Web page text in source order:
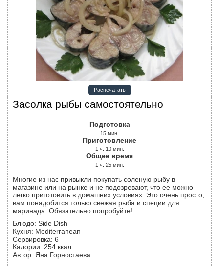
Распечатать
Засолка рыбы самостоятельно
Подготовка
15 мин.
Приготовление
1 ч. 10 мин.
Общее время
1 ч. 25 мин.
Многие из нас привыкли покупать соленую рыбу в
магазине или на рынке и не подозревают, что ее можно
легко приготовить в домашних условиях. Это очень просто,
вам понадобится только свежая рыба и специи для
маринада. Обязательно попробуйте!
Блюдо: Side Dish
Кухня: Mediterranean
Сервировка: 6
Калории: 254 ккал
Автор: Яна Горностаева